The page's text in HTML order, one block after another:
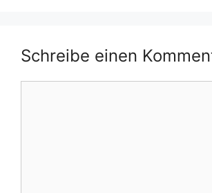
Schreibe einen